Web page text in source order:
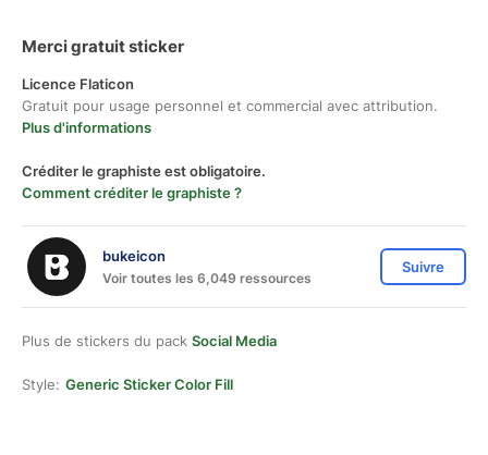
Merci gratuit sticker
Licence Flaticon
Gratuit pour usage personnel et commercial avec attribution.
Plus d'informations
Créditer le graphiste est obligatoire.
Comment créditer le graphiste ?
bukeicon
Voir toutes les 6,049 ressources
Suivre
Plus de stickers du pack Social Media
Style: Generic Sticker Color Fill